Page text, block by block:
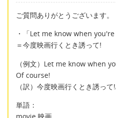
ご質問ありがとうございます。
・「Let me know when
＝今度映画行くとき誘って!
（例文）Let me know when
Of course!
（訳）今度映画行くとき誘って
単語：